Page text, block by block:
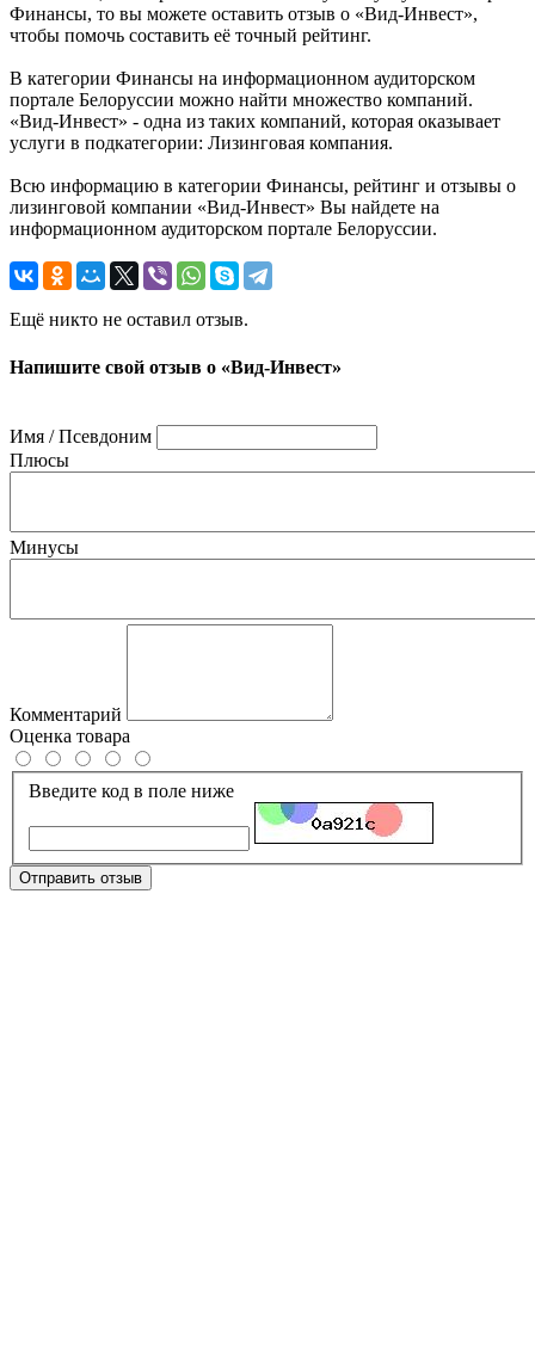
Финансы, то вы можете оставить отзыв о «Вид-Инвест»,
чтобы помочь составить её точный рейтинг.
В категории Финансы на информационном аудиторском
портале Белоруссии можно найти множество компаний.
«Вид-Инвест» - одна из таких компаний, которая оказывает
услуги в подкатегории: Лизинговая компания.
Всю информацию в категории Финансы, рейтинг и отзывы о
лизинговой компании «Вид-Инвест» Вы найдете на
информационном аудиторском портале Белоруссии.
Ещё никто не оставил отзыв.
Напишите свой отзыв о «Вид-Инвест»
Имя / Псевдоним
Плюсы
Минусы
Комментарий
Оценка товара
Введите код в поле ниже
Отправить отзыв